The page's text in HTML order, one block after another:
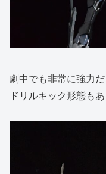
劇中でも非常に強力
ドリルキック形態もあ